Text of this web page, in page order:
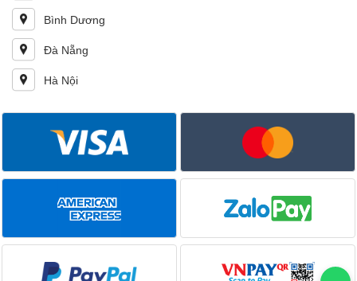
Bình Dương
Đà Nẵng
Hà Nội